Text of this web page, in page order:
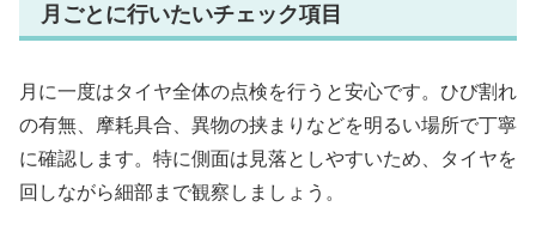
月ごとに行いたいチェック項目
月に一度はタイヤ全体の点検を行うと安心です。ひび割れ
の有無、摩耗具合、異物の挟まりなどを明るい場所で丁寧
に確認します。特に側面は見落としやすいため、タイヤを
回しながら細部まで観察しましょう。